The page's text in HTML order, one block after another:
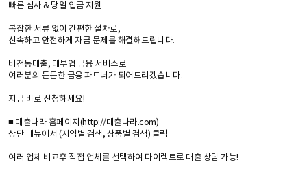
빠른 심사 & 당일 입금 지원
복잡한 서류 없이 간편한 절차로,
신속하고 안전하게 자금 문제를 해결해드립니다.
비전동대출, 대부업 금융 서비스로
여러분의 든든한 금융 파트너가 되어드리겠습니다.
지금 바로 신청하세요!
■ 대출나라 홈페이지(http://대출나라.com)
상단 메뉴에서 (지역별 검색, 상품별 검색) 클릭
여러 업체 비교후 직접 업체를 선택하여 다이렉트로 대출 상담 가능!